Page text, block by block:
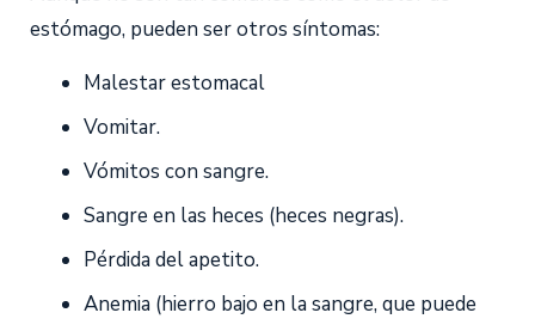
estómago, pueden ser otros síntomas:
Malestar estomacal
Vomitar.
Vómitos con sangre.
Sangre en las heces (heces negras).
Pérdida del apetito.
Anemia (hierro bajo en la sangre, que puede